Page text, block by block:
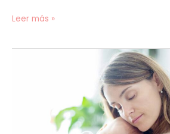
Leer más »